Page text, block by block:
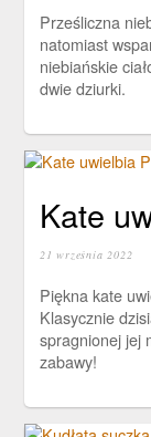
Prześliczna
natomiast
niebiańskie
dwie dziurki.
Kate
21 września 2022
Piękna kate
Klasycznie
spragnionej jej
zabawy!